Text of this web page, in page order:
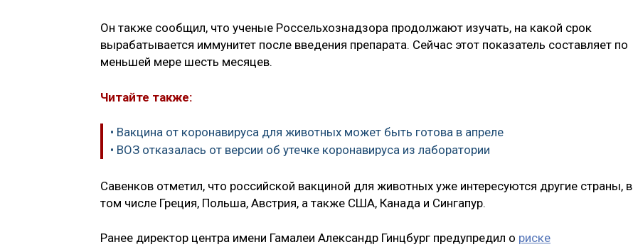
Он также сообщил, что ученые Россельхознадзора продолжают изучать, на какой срок
вырабатывается иммунитет после введения препарата. Сейчас этот показатель составляет по
меньшей мере шесть месяцев.
Читайте также:
• Вакцина от коронавируса для животных может быть готова в апреле
• ВОЗ отказалась от версии об утечке коронавируса из лаборатории
Савенков отметил, что российской вакциной для животных уже интересуются другие страны, в
том числе Греция, Польша, Австрия, а также США, Канада и Сингапур.
Ранее директор центра имени Гамалеи Александр Гинцбург предупредил о риске